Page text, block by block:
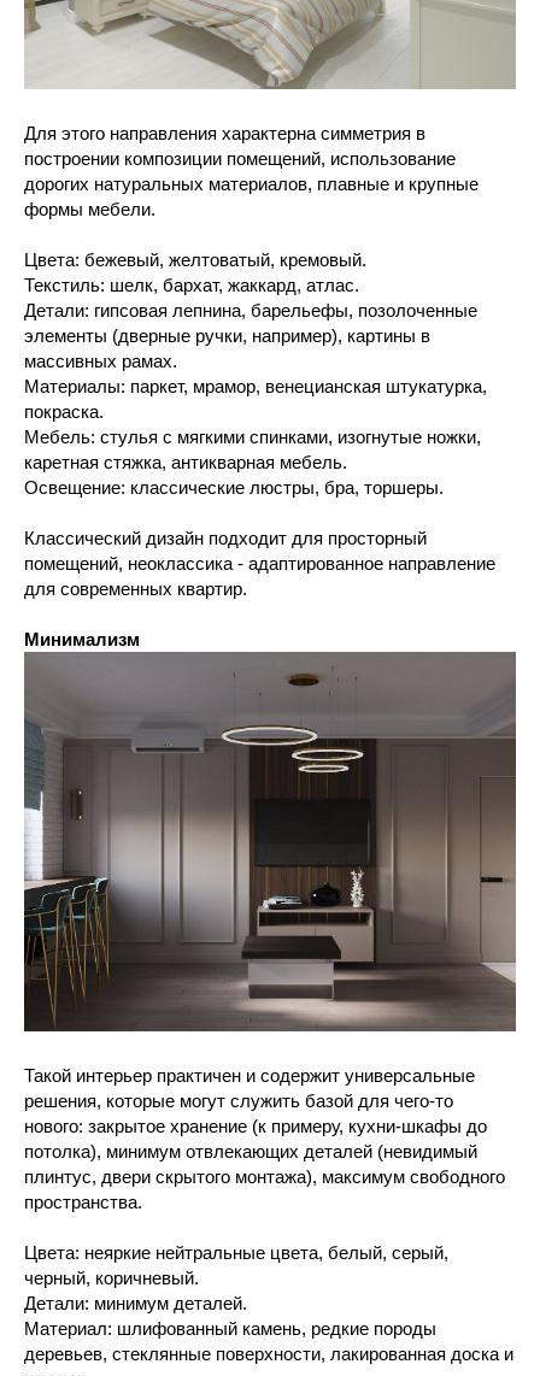
Для этого направления характерна симметрия в
построении композиции помещений, использование
дорогих натуральных материалов, плавные и крупные
формы мебели.
Цвета: бежевый, желтоватый, кремовый.
Текстиль: шелк, бархат, жаккард, атлас.
Детали: гипсовая лепнина, барельефы, позолоченные
элементы (дверные ручки, например), картины в
массивных рамах.
Материалы: паркет, мрамор, венецианская штукатурка,
покраска.
Мебель: стулья с мягкими спинками, изогнутые ножки,
каретная стяжка, антикварная мебель.
Освещение: классические люстры, бра, торшеры.
Классический дизайн подходит для просторный
помещений, неоклассика - адаптированное направление
для современных квартир.
Минимализм
Такой интерьер практичен и содержит универсальные
решения, которые могут служить базой для чего-то
нового: закрытое хранение (к примеру, кухни-шкафы до
потолка), минимум отвлекающих деталей (невидимый
плинтус, двери скрытого монтажа), максимум свободного
пространства.
Цвета: неяркие нейтральные цвета, белый, серый,
черный, коричневый.
Детали: минимум деталей.
Материал: шлифованный камень, редкие породы
деревьев, стеклянные поверхности, лакированная доска и